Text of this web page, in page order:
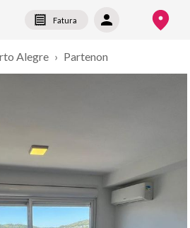
Fatura
Alegre › Partenon